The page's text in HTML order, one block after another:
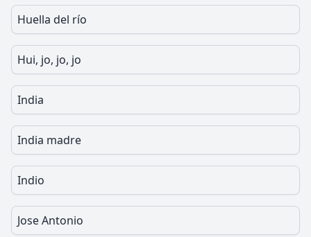
Huella del río
Hui, jo, jo, jo
India
India madre
Indio
Jose Antonio